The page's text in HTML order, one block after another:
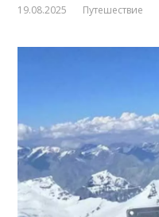
19.08.2025 Путешествие